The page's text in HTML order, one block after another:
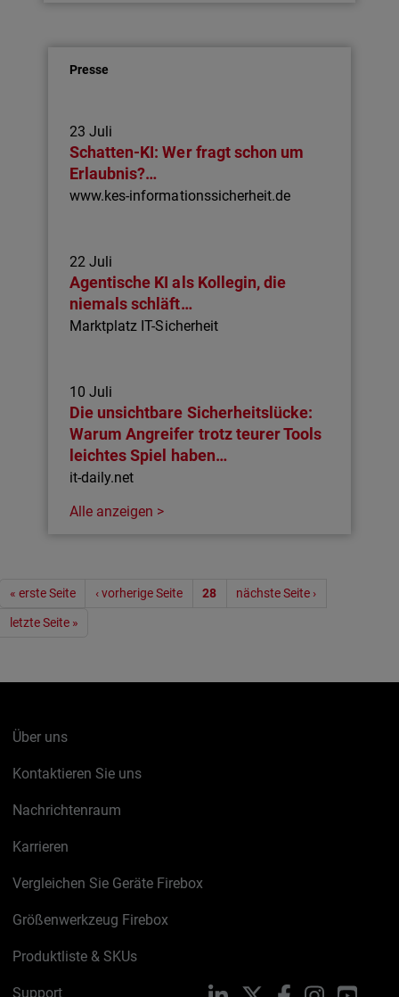
Presse
23 Juli
Schatten-KI: Wer fragt schon um
Erlaubnis?…
www.kes-informationssicherheit.de
22 Juli
Agentische KI als Kollegin, die
niemals schläft…
Marktplatz IT-Sicherheit
10 Juli
Die unsichtbare Sicherheitslücke:
Warum Angreifer trotz teurer Tools
leichtes Spiel haben…
it-daily.net
Alle anzeigen >
Seitennummerierung
« erste Seite ‹ vorherige Seite 28 nächste Seite ›
letzte Seite »
Über uns
Kontaktieren Sie uns
Nachrichtenraum
Karrieren
Vergleichen Sie Geräte Firebox
Größenwerkzeug Firebox
Produktliste & SKUs
Support LinkedIn FacebookInstagram